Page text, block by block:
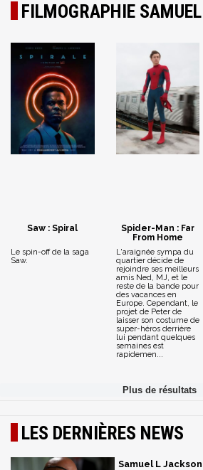
FILMOGRAPHIE
Saw : Spiral
Le spin-off de la saga
Saw.
Spider-Man : Far
From Home
L'araignée sympa du
quartier décide de
rejoindre ses meilleurs
amis Ned, MJ, et le
reste de la bande pour
des vacances en
Europe. Cependant, le
projet de Peter de
laisser son costume de
super-héros derrière
lui pendant quelques
semaines est
rapidemen...
LES DERNIÈRES NEWS
Samuel L